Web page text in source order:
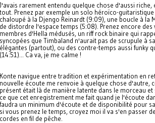
J'avais rarement entendu quelque chose d'aussi
tout. Prenez par exemple un solo héroïco-
chaloupé à la Djengo Reinardt (9:09), une boucle à la
de distordre l'espace temps (5:08). Prenez encore
membres d'Hella médusés, un riff rock binaire qui
syncopées que Timbaland n'aurait pas de scrupule à
élégantes (partout), ou des contre-temps aussi funky
(14:51)... Ca va, je me calme !
Konte navigue entre tradition et expérimentation en
nouvelle écoute me renvoie à quelque chose d'autre,
présent était là de manière latente dans le morceau
ce que cet enregistrement me fait quand je l'écoute
faudra un minimum d'écoute et de disponibilité pour
si vous prenez le temps, croyez moi il va s'en passer
cordes en fil de pêche.